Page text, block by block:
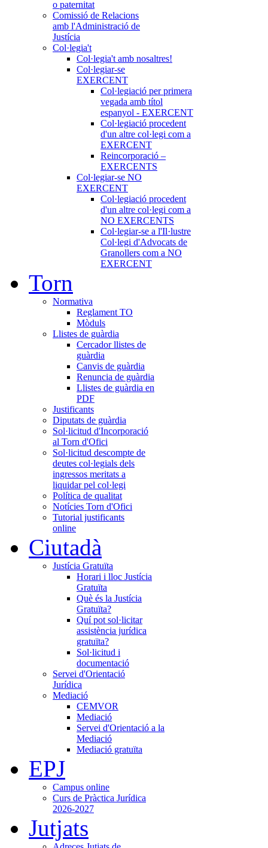
o paternitat
Comissió de Relacions
amb l'Administració de
Justícia
Col·legia't
Col·legia't amb nosaltres!
Col·legiar-se
EXERCENT
Col·legiació per primera
vegada amb títol
espanyol - EXERCENT
Col·legiació procedent
d'un altre col·legi com a
EXERCENT
Reincorporació –
EXERCENTS
Col·legiar-se NO
EXERCENT
Col·legiació procedent
d'un altre col·legi com a
NO EXERCENTS
Col·legiar-se a l'Il·lustre
Col·legi d'Advocats de
Granollers com a NO
EXERCENT
Torn
Normativa
Reglament TO
Mòduls
Llistes de guàrdia
Cercador llistes de
guàrdia
Canvis de guàrdia
Renuncia de guàrdia
Llistes de guàrdia en
PDF
Justificants
Diputats de guàrdia
Sol·licitud d'Incorporació
al Torn d'Ofici
Sol·licitud descompte de
deutes col·legials dels
ingressos meritats a
liquidar pel col·legi
Política de qualitat
Notícies Torn d'Ofici
Tutorial justificants
online
Ciutadà
Justícia Gratuïta
Horari i lloc Justícia
Gratuïta
Què és la Justícia
Gratuïta?
Quí pot sol·licitar
assistència jurídica
gratuïta?
Sol·licitud i
documentació
Servei d'Orientació
Jurídica
Mediació
CEMVOR
Mediació
Servei d'Orientació a la
Mediació
Mediació gratuïta
EPJ
Campus online
Curs de Pràctica Jurídica
2026-2027
Jutjats